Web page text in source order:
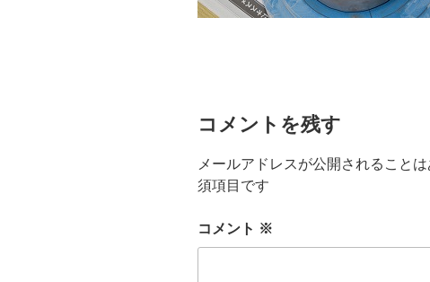
コメントを残す
メールアドレスが公開されることは
須項目です
コメント ※